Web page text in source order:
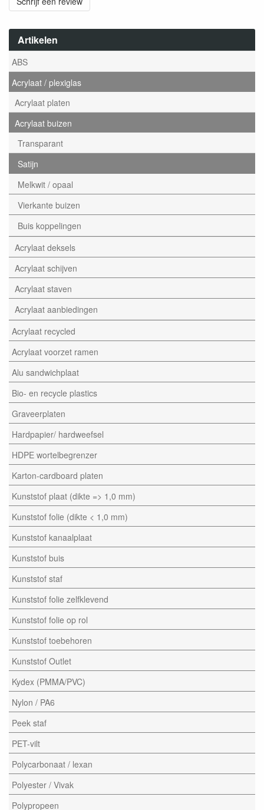
Artikelen
ABS
Acrylaat / plexiglas
Acrylaat platen
Acrylaat buizen
Transparant
Satijn
Melkwit / opaal
Vierkante buizen
Buis koppelingen
Acrylaat deksels
Acrylaat schijven
Acrylaat staven
Acrylaat aanbiedingen
Acrylaat recycled
Acrylaat voorzet ramen
Alu sandwichplaat
Bio- en recycle plastics
Graveerplaten
Hardpapier/ hardweefsel
HDPE wortelbegrenzer
Karton-cardboard platen
Kunststof plaat (dikte => 1,0 mm)
Kunststof folie (dikte < 1,0 mm)
Kunststof kanaalplaat
Kunststof buis
Kunststof staf
Kunststof folie zelfklevend
Kunststof folie op rol
Kunststof toebehoren
Kunststof Outlet
Kydex (PMMA/PVC)
Nylon / PA6
Peek staf
PET-vilt
Polycarbonaat / lexan
Polyester / Vivak
Polypropeen